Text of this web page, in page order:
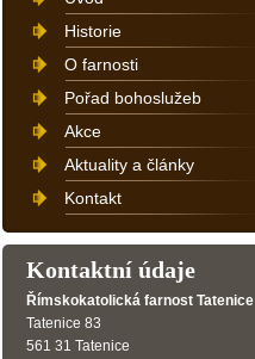
Historie
O farnosti
Pořad bohoslužeb
Akce
Aktuality a články
Kontakt
Kontaktní údaje
Římskokatolická farnost Tatenice
Tatenice 83
561 31 Tatenice